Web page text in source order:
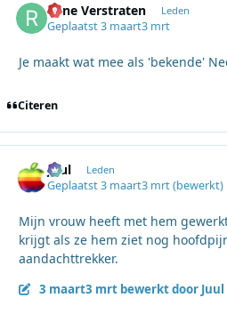
Rene Verstraten Leden
Geplaatst3 maart3 mrt
Je maakt wat mee als 'bekende'
Citeren
Juul Leden
Geplaatst3 maart3 mrt(bewerkt)
Mijn vrouw heeft met hem
krijgt als ze hem ziet nog
aandachttrekker.
3 maart3 mrtbewerkt door Juul